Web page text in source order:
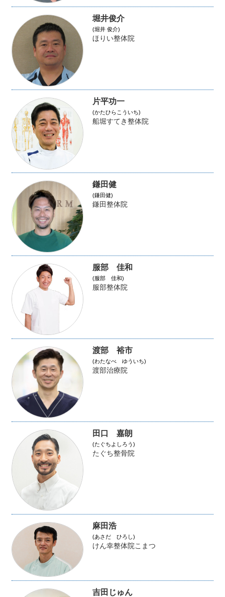
堀井俊介
(堀井 俊介)
ほりい整体院
片平功一
(かたひらこういち)
船堀すてき整体院
鎌田健
(鎌田健)
鎌田整体院
服部 佳和
(服部 佳和)
服部整体院
渡部 裕市
(わたなべ ゆういち)
渡部治療院
田口 嘉朗
(たぐちよしろう)
たぐち整骨院
麻田浩
(あさだ ひろし)
けん幸整体院こまつ
吉田じゅん